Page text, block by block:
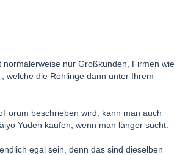
normalerweise nur Großkunden, Firmen wie
welche die Rohlinge dann unter Ihrem
beschrieben wird, kann man auch
Yuden kaufen, wenn man länger sucht.
egal sein, denn das sind dieselben